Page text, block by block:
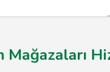
Mağazaları